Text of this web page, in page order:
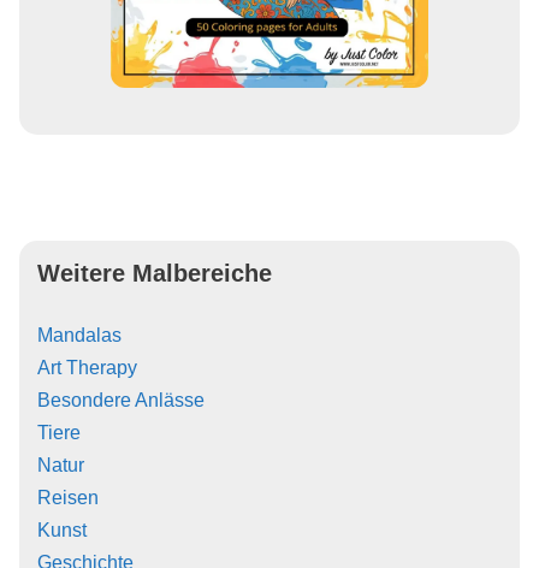
Weitere Malbereiche
Mandalas
Art Therapy
Besondere Anlässe
Tiere
Natur
Reisen
Kunst
Geschichte